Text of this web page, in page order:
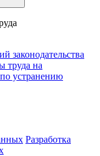
законодательства
труда на
устранению
Разработка